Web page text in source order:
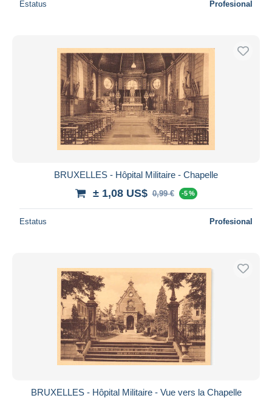
Estatus Profesional
BRUXELLES - Hôpital Militaire - Chapelle
± 1,08 US$ 0,99 € -5 %
Estatus Profesional
BRUXELLES - Hôpital Militaire - Vue vers la Chapelle